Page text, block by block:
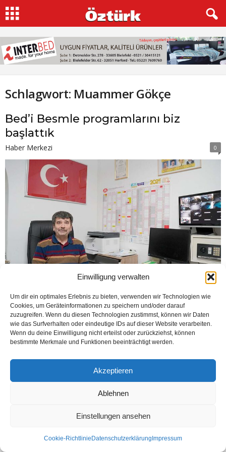
Einwilligung verwalten
Um dir ein optimales Erlebnis zu bieten, verwenden wir Technologien wie
Cookies, um Geräteinformationen zu speichern und/oder darauf
zuzugreifen. Wenn du diesen Technologien zustimmst, können wir Daten
wie das Surfverhalten oder eindeutige IDs auf dieser Website verarbeiten.
Wenn du deine Einwilligung nicht erteilst oder zurückziehst, können
bestimmte Merkmale und Funktionen beeinträchtigt werden.
Akzeptieren
Ablehnen
Einstellungen ansehen
Cookie-Richtlinie Datenschutzerklärung Impressum
Schlagwort: Muammer Gökçe
Bed’i Besmle programlarını biz
başlattık
Haber Merkezi 0
· Bize kendinizi tanıtırmısınız ? İsmim Muammer Gökçe, Kütahya/Gediz
doğumluyum. Evli ve dört çocuk babasıyım. 18 yaşında Hamm Bockum Hövel’e
geldim ve maden ocağında işe...
Weiterlesen
Datenschutzerklärung